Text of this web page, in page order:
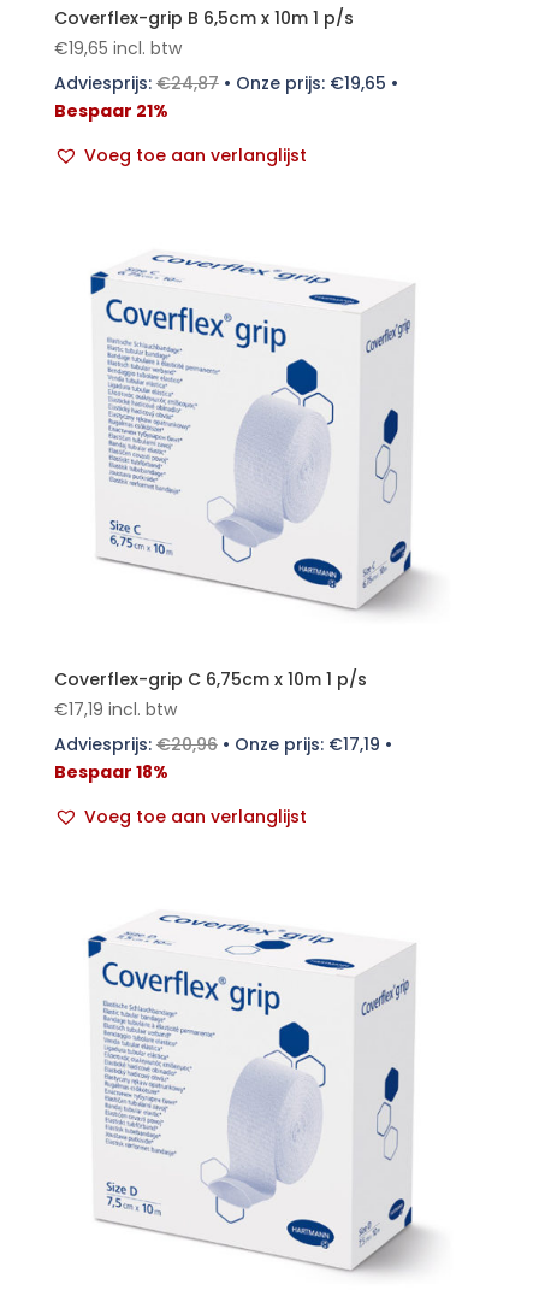
Coverflex-grip B 6,5cm x 10m 1 p/s
€19,65 incl. btw
Adviesprijs:€24,87• Onze prijs: €19,65 •
Bespaar 21%
Voeg toe aan verlanglijst
Coverflex-grip C 6,75cm x 10m 1 p/s
€17,19 incl. btw
Adviesprijs:€20,96• Onze prijs: €17,19 •
Bespaar 18%
Voeg toe aan verlanglijst